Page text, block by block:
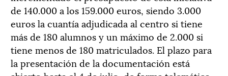
de 140.000 a los 159.000 euros, siendo 3.000
euros la cuantía adjudicada al centro si tiene
más de 180 alumnos y un máximo de 2.000 si
tiene menos de 180 matriculados. El plazo para
la presentación de la documentación está